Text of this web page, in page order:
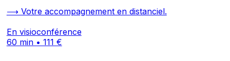
⟶ Votre accompagnement en distanciel.
En visioconférence
60 min • 111 €